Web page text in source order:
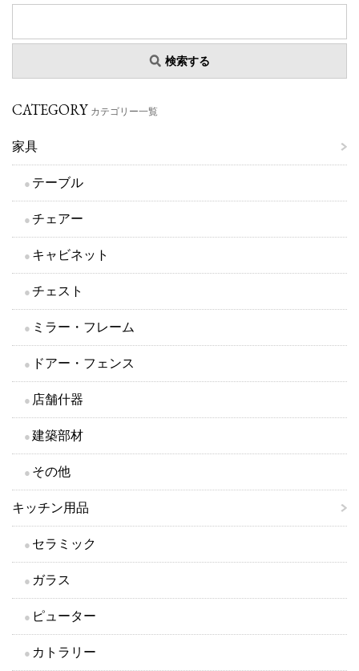
検索する
CATEGORY カテゴリー一覧
家具
テーブル
チェアー
キャビネット
チェスト
ミラー・フレーム
ドアー・フェンス
店舗什器
建築部材
その他
キッチン用品
セラミック
ガラス
ピューター
カトラリー